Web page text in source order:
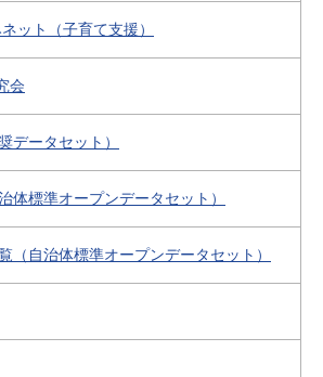
ット（子育て支援）
会
データセット）
体標準オープンデータセット）
（自治体標準オープンデータセット）